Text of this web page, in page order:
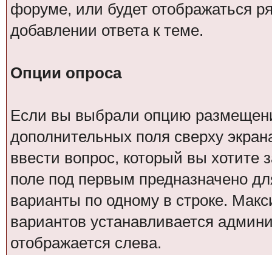
форуме, или будет отображаться
добавлении ответа к теме.
Опции опроса
Если вы выбрали опцию
дополнительных поля сверху
ввести вопрос, который вы хотите
поле под первым предназначено
варианты по одному в строке.
вариантов устанавливается
отображается слева.